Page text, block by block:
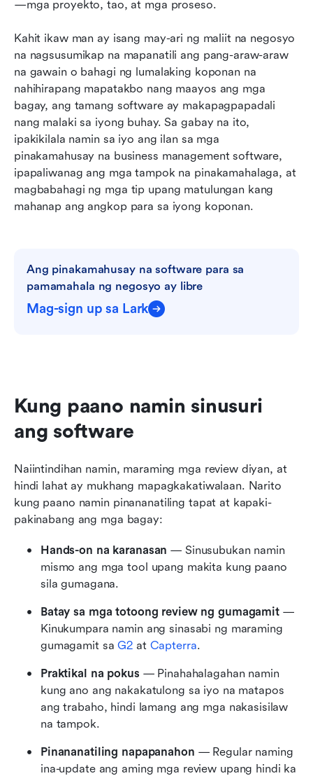
—mga proyekto, tao, at mga proseso.
Kahit ikaw man ay isang may-ari ng maliit na negosyo
na nagsusumikap na mapanatili ang pang-araw-araw
na gawain o bahagi ng lumalaking koponan na
nahihirapang mapatakbo nang maayos ang mga
bagay, ang tamang software ay makapagpapadali
nang malaki sa iyong buhay. Sa gabay na ito,
ipakikilala namin sa iyo ang ilan sa mga
pinakamahusay na business management software,
ipapaliwanag ang mga tampok na pinakamahalaga, at
magbabahagi ng mga tip upang matulungan kang
mahanap ang angkop para sa iyong koponan.
Ang pinakamahusay na software para sa
pamamahala ng negosyo ay libre
Mag-sign up sa Lark
Kung paano namin sinusuri
ang software
Naiintindihan namin, maraming mga review diyan, at
hindi lahat ay mukhang mapagkakatiwalaan. Narito
kung paano namin pinananatiling tapat at kapaki-
pakinabang ang mga bagay:
Hands-on na karanasan — Sinusubukan namin
mismo ang mga tool upang makita kung paano
sila gumagana.
Batay sa mga totoong review ng gumagamit —
Kinukumpara namin ang sinasabi ng maraming
gumagamit sa G2 at Capterra.
Praktikal na pokus — Pinahahalagahan namin
kung ano ang nakakatulong sa iyo na matapos
ang trabaho, hindi lamang ang mga nakasisilaw
na tampok.
Pinananatiling napapanahon — Regular naming
ina-update ang aming mga review upang hindi ka
pamamahala ng negosyo
Mga kasalukuyang uso at hinaharap na
pananaw
Konklusyon
Mga Madalas Itanong